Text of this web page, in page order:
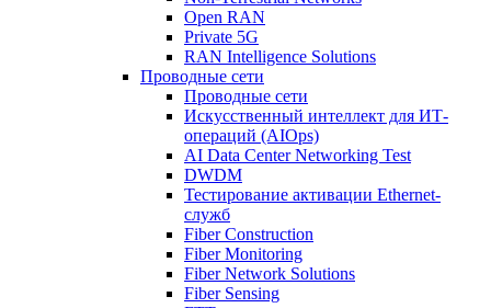
Open RAN
Private 5G
RAN Intelligence Solutions
Проводные сети
Проводные сети
Искусственный интеллект для ИТ-
операций (AIOps)
AI Data Center Networking Test
DWDM
Тестирование активации Ethernet-
служб
Fiber Construction
Fiber Monitoring
Fiber Network Solutions
Fiber Sensing